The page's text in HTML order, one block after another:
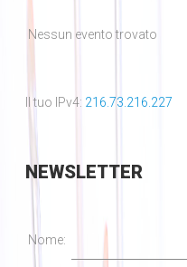
Nessun evento trovato
Il tuo IPv4: 216.73.216.227
NEWSLETTER
Nome: